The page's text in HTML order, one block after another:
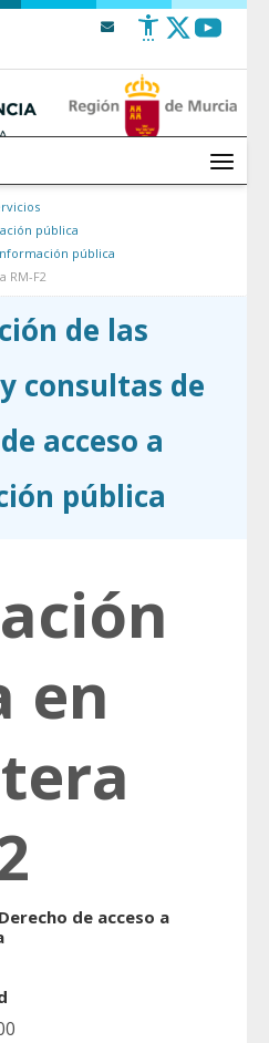
Menú
pública
pública
RM-F2
de las
consultas de
acceso a
pública
en
de acceso a